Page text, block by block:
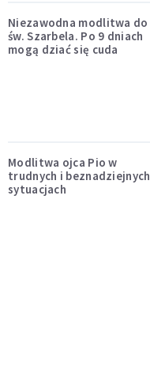
Niezawodna modlitwa do
św. Szarbela. Po 9 dniach
mogą dziać się cuda
Modlitwa ojca Pio w
trudnych i beznadziejnych
sytuacjach